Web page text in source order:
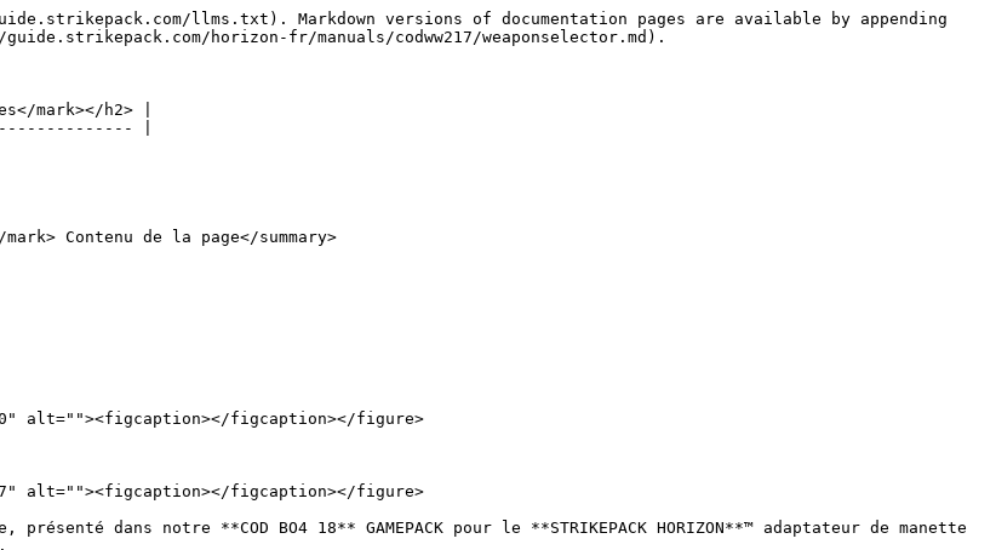
llms.txt). Markdown versions of documentation pages are available by appending
horizon-fr/manuals/codww217/weaponselector.md).
mark></h2> |
|
Contenu de la page</summary>
alt=""><figcaption></figcaption></figure>
alt=""><figcaption></figcaption></figure>
dans notre **COD BO4 18** GAMEPACK pour le **STRIKEPACK HORIZON**™ adaptateur de manette